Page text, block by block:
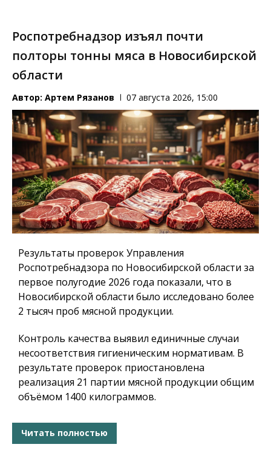
Роспотребнадзор изъял почти
полторы тонны мяса в Новосибирской
области
Автор: Артем Рязанов 07 августа 2026, 15:00
Результаты проверок Управления
Роспотребнадзора по Новосибирской области за
первое полугодие 2026 года показали, что в
Новосибирской области было исследовано более
2 тысяч проб мясной продукции.
Контроль качества выявил единичные случаи
несоответствия гигиеническим нормативам. В
результате проверок приостановлена
реализация 21 партии мясной продукции общим
объёмом 1400 килограммов.
Читать полностью